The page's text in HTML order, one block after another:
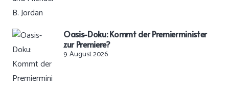
Oasis-Doku: Kommt der Premierminister
zur Premiere?
9. August 2026